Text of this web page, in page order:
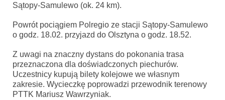
Sątopy-Samulewo (ok. 24 km).
Powrót pociągiem Polregio ze stacji Sątopy-Samulewo
o godz. 18.02. przyjazd do Olsztyna o godz. 18.52.
Z uwagi na znaczny dystans do pokonania trasa
przeznaczona dla doświadczonych piechurów.
Uczestnicy kupują bilety kolejowe we własnym
zakresie. Wycieczkę poprowadzi przewodnik terenowy
PTTK Mariusz Wawrzyniak.